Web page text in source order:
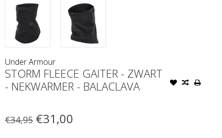
Under Armour
STORM FLEECE GAITER - ZWART
- NEKWARMER - BALACLAVA
€34,95 €31,00